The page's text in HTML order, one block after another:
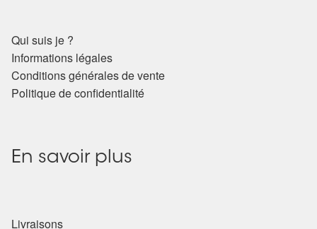
Sels de bain
Encens
Cadeaux de naissance
Qui suis je ?
Informations légales
Conditions générales de vente
Politique de confidentialité
En savoir plus
Livraisons